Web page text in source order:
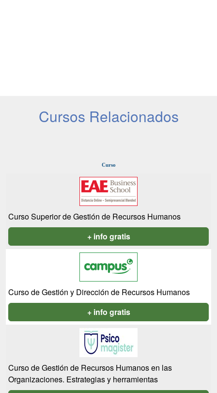
Cursos Relacionados
Curso
Curso Superior de Gestión de Recursos Humanos
+ info gratis
Curso de Gestión y Dirección de Recursos Humanos
+ info gratis
Curso de Gestión de Recursos Humanos en las
Organizaciones. Estrategias y herramientas